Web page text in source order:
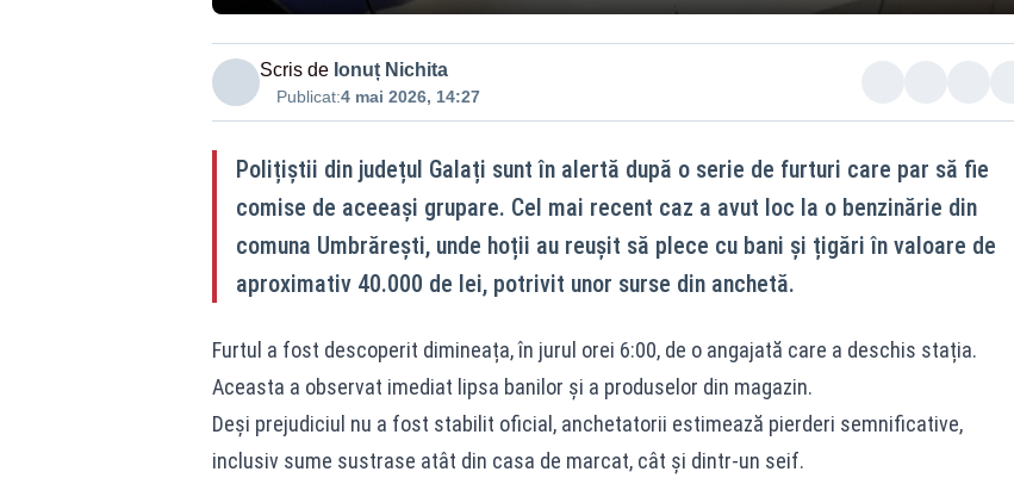
Scris de Ionuț Nichita
Publicat:4 mai 2026, 14:27
Polițiștii din județul Galați sunt în alertă după o serie de furturi care par să fie
comise de aceeași grupare. Cel mai recent caz a avut loc la o benzinărie din
comuna Umbrărești, unde hoții au reușit să plece cu bani și țigări în valoare de
aproximativ 40.000 de lei, potrivit unor surse din anchetă.
Furtul a fost descoperit dimineața, în jurul orei 6:00, de o angajată care a deschis stația.
Aceasta a observat imediat lipsa banilor și a produselor din magazin.
Deși prejudiciul nu a fost stabilit oficial, anchetatorii estimează pierderi semnificative,
inclusiv sume sustrase atât din casa de marcat, cât și dintr-un seif.